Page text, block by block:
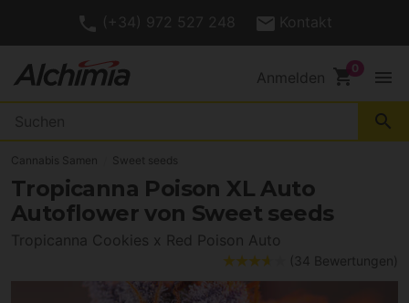
(+34) 972 527 248 Kontakt
Anmelden shopping_cart menu
search
Cannabis Samen Sweet seeds
Tropicanna Poison XL Auto
Autoflower von Sweet seeds
Tropicanna Cookies x Red Poison Auto
(34 Bewertungen)